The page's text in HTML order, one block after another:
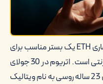
اتریوم (Ethereum) با علامت اختصاری ETH یک بستر مناسب برای
انجام هوشمندانه قرارداد های اینترنتی است. اتریوم در 30 جولای
2015 توسط یک جوان برنامه نویس 23 ساله روسی به نام ویتالیک